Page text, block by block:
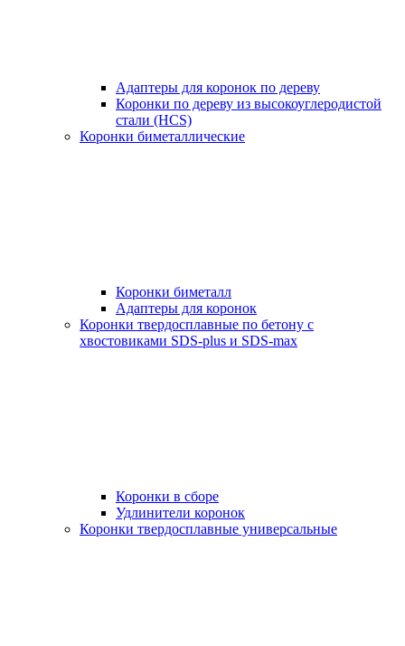
Адаптеры для коронок по дереву
Коронки по дереву из высокоуглеродистой
стали (HCS)
Коронки биметаллические
Коронки биметалл
Адаптеры для коронок
Коронки твердосплавные по бетону с
хвостовиками SDS-plus и SDS-max
Коронки в сборе
Удлинители коронок
Коронки твердосплавные универсальные